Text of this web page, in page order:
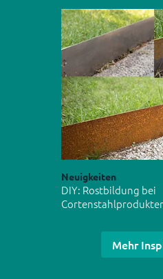
Neuigkeiten
DIY: Rostbildung bei
Mehr